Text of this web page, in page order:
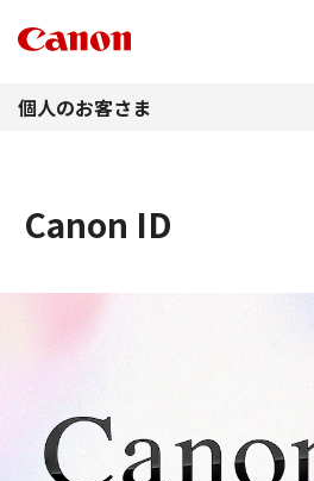
個人のお客さま
Canon ID